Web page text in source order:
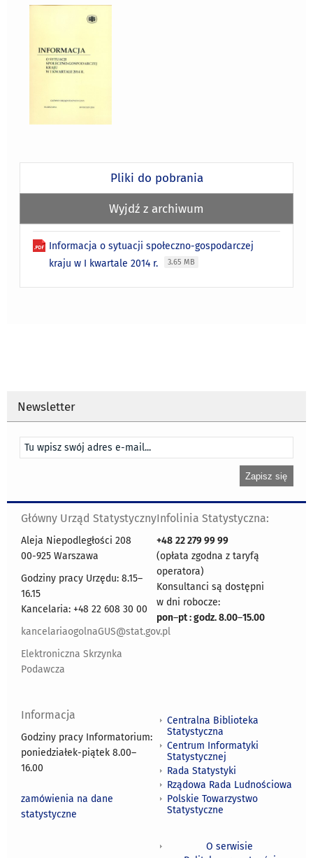
Pliki do pobrania
Wyjdź z archiwum
Informacja o sytuacji społeczno-gospodarczej
kraju w I kwartale 2014 r.
3.65 MB
Newsletter
Główny Urząd Statystyczny
Aleja Niepodległości 208
00-925 Warszawa
Godziny pracy Urzędu: 8.15–
16.15
Kancelaria: +48 22 608 30 00
kancelariaogolnaGUS@stat.gov.pl
Elektroniczna Skrzynka
Podawcza
Infolinia Statystyczna:
+48 22 279 99 99
(opłata zgodna z taryfą
operatora)
Konsultanci są dostępni
w dni robocze:
pon–pt : godz. 8.00–15.00
Informacja
Godziny pracy Informatorium:
poniedziałek-piątek 8.00–
16.00
zamówienia na dane
statystyczne
Centralna Biblioteka
Statystyczna
Centrum Informatyki
Statystycznej
Rada Statystyki
Rządowa Rada Ludnościowa
Polskie Towarzystwo
Statystyczne
O serwisie